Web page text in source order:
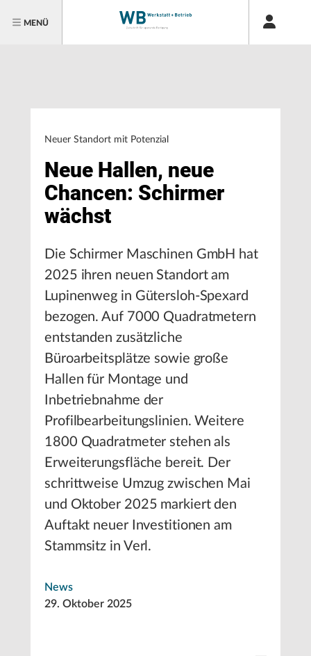
MENÜ
Neuer Standort mit Potenzial
Neue Hallen, neue
Chancen: Schirmer
wächst
Die Schirmer Maschinen GmbH hat
2025 ihren neuen Standort am
Lupinenweg in Gütersloh-Spexard
bezogen. Auf 7000 Quadratmetern
entstanden zusätzliche
Büroarbeitsplätze sowie große
Hallen für Montage und
Inbetriebnahme der
Profilbearbeitungslinien. Weitere
1800 Quadratmeter stehen als
Erweiterungsfläche bereit. Der
schrittweise Umzug zwischen Mai
und Oktober 2025 markiert den
Auftakt neuer Investitionen am
Stammsitz in Verl.
News
29. Oktober 2025